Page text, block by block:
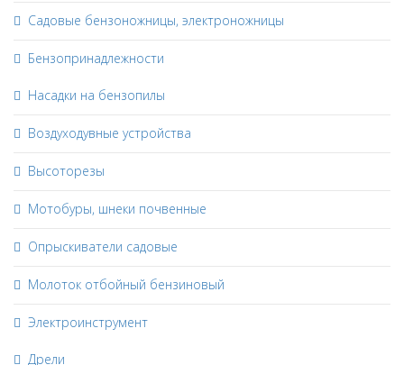
Садовые бензоножницы, электроножницы
Бензопринадлежности
Насадки на бензопилы
Воздуходувные устройства
Высоторезы
Мотобуры, шнеки почвенные
Опрыскиватели садовые
Молоток отбойный бензиновый
Электроинструмент
Дрели